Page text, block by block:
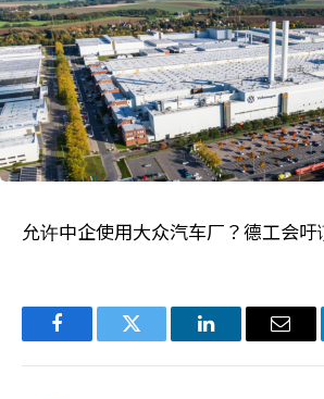
允许中企使用大众汽车厂？德工会
FacebookTwitter LinkedIn电